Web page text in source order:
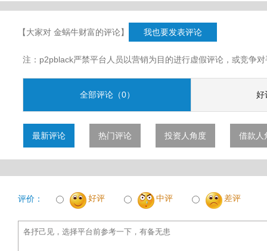
【大家对 金蜗牛财富的评论】 我也要发表评论
注：p2pblack严禁平台人员以营销为目的进行虚假评论，或竞争
全部评论（0） 好
最新评论 热门评论 投资人角度 借款人
评价： 好评 中评 差评